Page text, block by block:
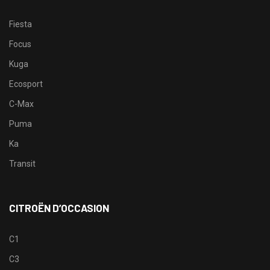
Fiesta
Focus
Kuga
Ecosport
C-Max
Puma
Ka
Transit
CITROËN D’OCCASION
C1
C3